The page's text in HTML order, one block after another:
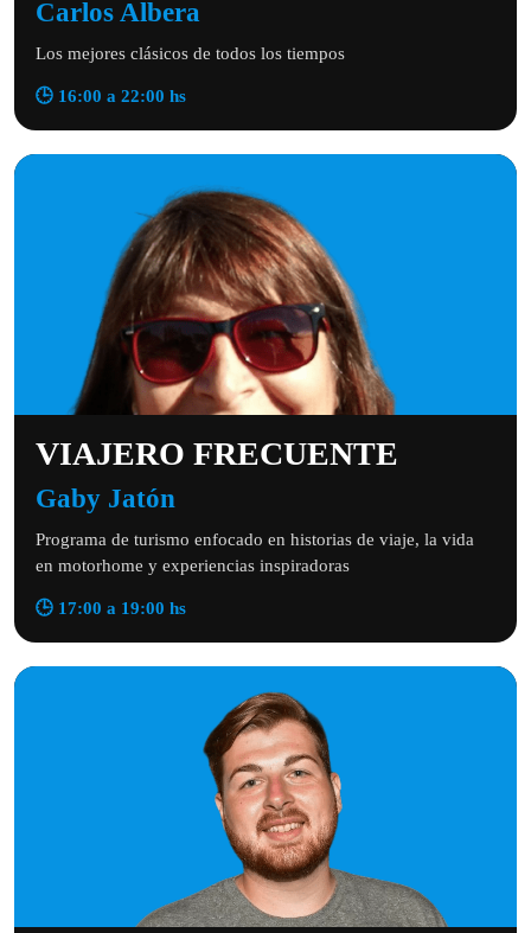
Carlos Albera
Los mejores clásicos de todos los tiempos
🕒 16:00 a 22:00 hs
VIAJERO FRECUENTE
Gaby Jatón
Programa de turismo enfocado en historias de viaje, la vida
en motorhome y experiencias inspiradoras
🕒 17:00 a 19:00 hs